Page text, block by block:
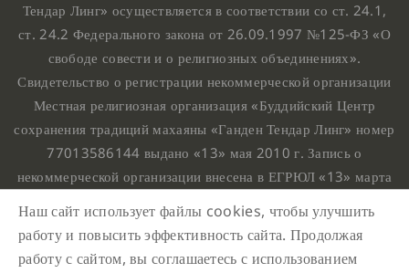
Тендар Линг» осуществляется в соответствии со ст. 24.1,
ст. 24.2 Федерального закона от 26.09.1997 №125-ФЗ «О
свободе совести и о религиозных объединениях».
Свидетельство о регистрации некоммерческой организации
Местная религиозная организация «Буддийский Центр
сохранения традиций махаяны «Ганден Тендар Линг» номер
77013586144 выдано «13» мая 2010 г. Запись о
некоммерческой организации внесена в ЕГРЮЛ «13» марта
номером 1107799015708.
Ганден Тендар Линг © 2020 Все права защищены
Наш сайт использует файлы cookies, чтобы улучшить
работу и повысить эффективность сайта. Продолжая
работу с сайтом, вы соглашаетесь с использованием